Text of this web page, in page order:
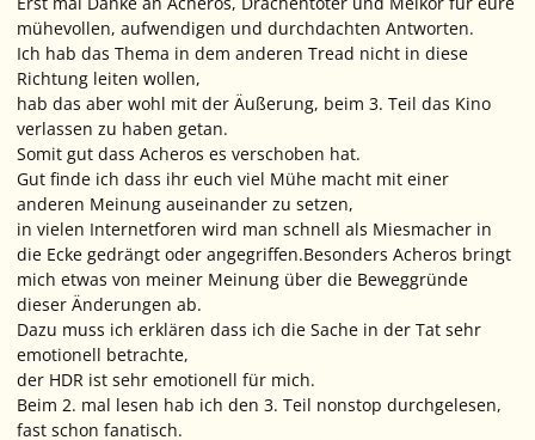
mühevollen, aufwendigen und durchdachten Antworten.
Ich hab das Thema in dem anderen Tread nicht in diese
Richtung leiten wollen,
hab das aber wohl mit der Äußerung, beim 3. Teil das Kino
verlassen zu haben getan.
Somit gut dass Acheros es verschoben hat.
Gut finde ich dass ihr euch viel Mühe macht mit einer
anderen Meinung auseinander zu setzen,
in vielen Internetforen wird man schnell als Miesmacher in
die Ecke gedrängt oder angegriffen.Besonders Acheros bringt
mich etwas von meiner Meinung über die Beweggründe
dieser Änderungen ab.
Dazu muss ich erklären dass ich die Sache in der Tat sehr
emotionell betrachte,
der HDR ist sehr emotionell für mich.
Beim 2. mal lesen hab ich den 3. Teil nonstop durchgelesen,
fast schon fanatisch.